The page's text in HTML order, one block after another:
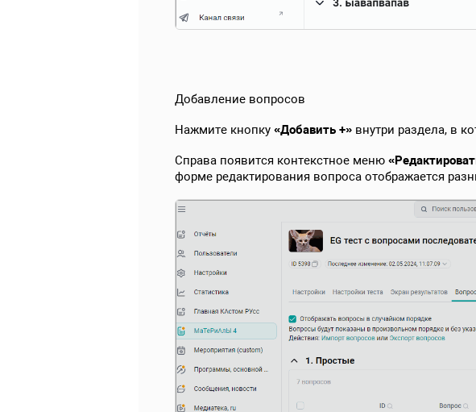
Добавление вопросов
Нажмите кнопку «Добавить +» внутри раздела, в
Справа появится контекстное меню
форме редактирования вопроса отображается